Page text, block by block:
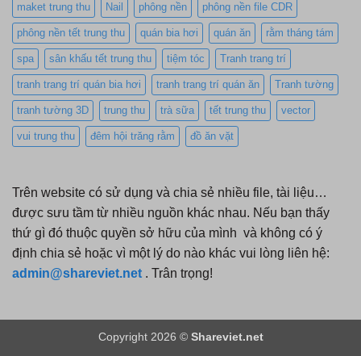
maket trung thu Nail phông nền phông nền file CDR
phông nền tết trung thu quán bia hơi quán ăn rằm tháng tám
spa sân khấu tết trung thu tiệm tóc Tranh trang trí
tranh trang trí quán bia hơi tranh trang trí quán ăn Tranh tường
tranh tường 3D trung thu trà sữa tết trung thu vector
vui trung thu đêm hội trăng rằm đồ ăn vặt
Trên website có sử dụng và chia sẻ nhiều file, tài liệu…
được sưu tầm từ nhiều nguồn khác nhau. Nếu bạn thấy
thứ gì đó thuộc quyền sở hữu của mình và không có ý
định chia sẻ hoặc vì một lý do nào khác vui lòng liên hệ:
admin@shareviet.net . Trân trọng!
Copyright 2026 © Shareviet.net